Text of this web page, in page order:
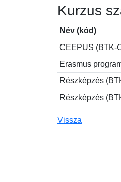
Kurzus
Név (kód)
CEEPUS (BTK-
Erasmus
Részképzés
Részképzés
Vissza